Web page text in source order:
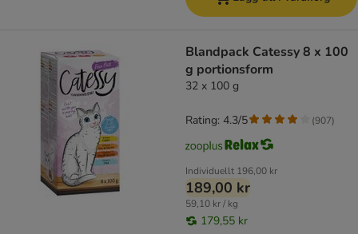
Blandpack Catessy 8 x 100
g portionsform
32 x 100 g
Individuellt 196,00 kr
189,00 kr
59,10 kr / kg
179,55 kr
Rating: 4.3/5 (907)